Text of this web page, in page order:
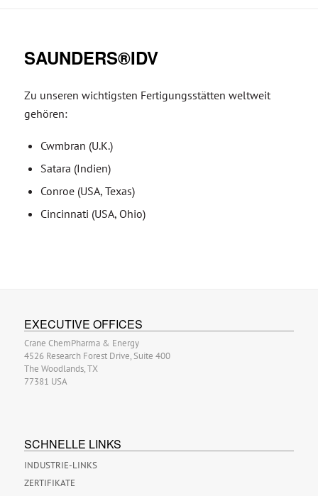
SAUNDERS®IDV
Zu unseren wichtigsten Fertigungsstätten weltweit
gehören:
Cwmbran (U.K.)
Satara (Indien)
Conroe (USA, Texas)
Cincinnati (USA, Ohio)
EXECUTIVE OFFICES
Crane ChemPharma & Energy
4526 Research Forest Drive, Suite 400
The Woodlands, TX
77381 USA
SCHNELLE LINKS
INDUSTRIE-LINKS
ZERTIFIKATE